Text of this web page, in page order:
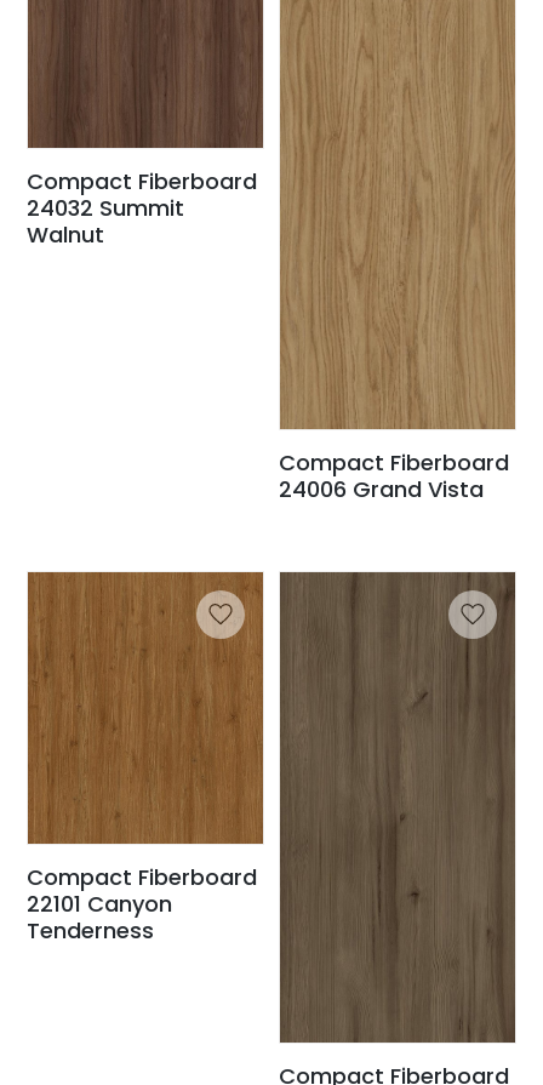
Compact Fiberboard
24032 Summit
Walnut
Compact Fiberboard
24006 Grand Vista
Compact Fiberboard
22101 Canyon
Tenderness
Compact Fiberboard